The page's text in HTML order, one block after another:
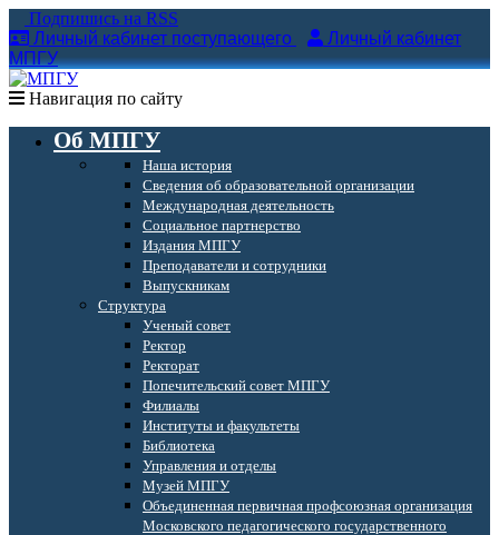
Подпишись на RSS
Личный кабинет поступающего
Личный кабинет
МПГУ
Навигация по сайту
Об МПГУ
Наша история
Сведения об образовательной организации
Международная деятельность
Социальное партнерство
Издания МПГУ
Преподаватели и сотрудники
Выпускникам
Структура
Ученый совет
Ректор
Ректорат
Попечительский совет МПГУ
Филиалы
Институты и факультеты
Библиотека
Управления и отделы
Музей МПГУ
Объединенная первичная профсоюзная организация
Московского педагогического государственного